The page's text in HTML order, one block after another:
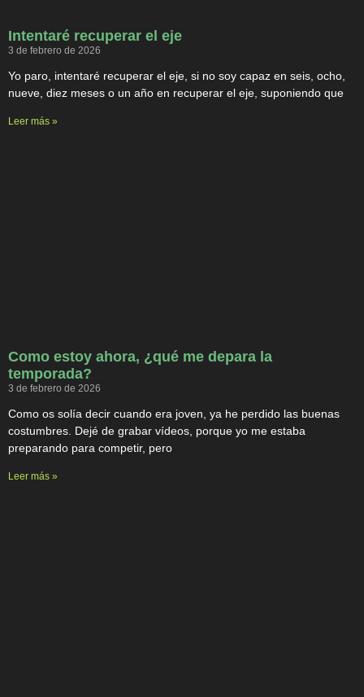
Intentaré recuperar el eje
3 de febrero de 2026
Yo paro, intentaré recuperar el eje, si no soy capaz en seis, ocho,
nueve, diez meses o un año en recuperar el eje, suponiendo que
Leer más »
Como estoy ahora, ¿qué me depara la
temporada?
3 de febrero de 2026
Como os solía decir cuando era joven, ya he perdido las buenas
costumbres. Dejé de grabar vídeos, porque yo me estaba
preparando para competir, pero
Leer más »